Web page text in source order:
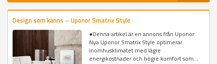
Design som känns – Uponor Smatrix Style
●Denna artikel är en annons från Uponor
Nya Uponor Smatrix Style optimerar
inomhusklimatet med lägre
energikostnader och högre komfort som...